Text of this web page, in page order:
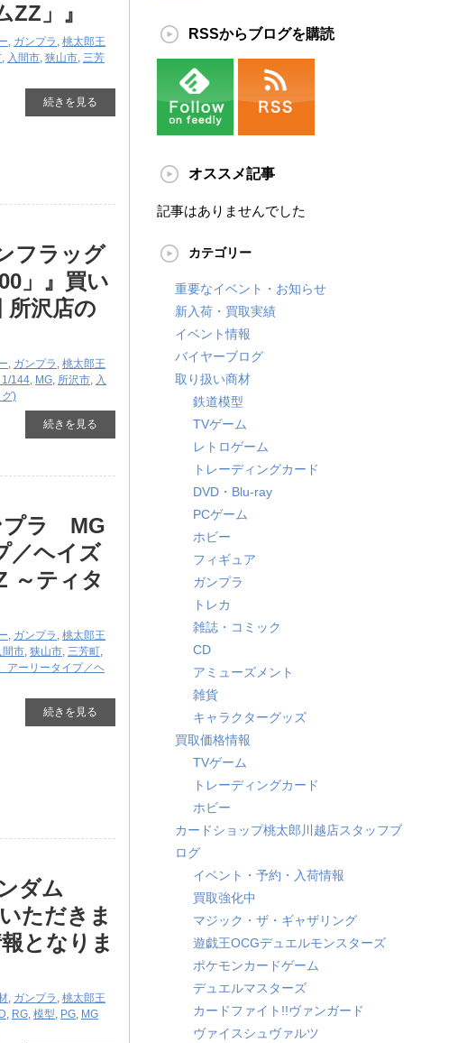
」』
, ガンプラ , 桃太郎王
, 入間市, 狭山市, 三芳
続きを見る
フラッグ
」』買い
所沢店の
, ガンプラ , 桃太郎王
1/144, MG, 所沢市, 入
)
続きを見る
プラ MG
／ヘイズ
～ティタ
, ガンプラ , 桃太郎王
間市, 狭山市, 三芳町,
アーリータイプ／ヘ
続きを見る
ダム
ただきま
となりま
, ガンプラ , 桃太郎王
, RG, 模型, PG, MG
RSSからブログを購読
オススメ記事
記事はありませんでした
カテゴリー
重要なイベント・お知らせ
新入荷・買取実績
イベント情報
バイヤーブログ
取り扱い商材
鉄道模型
TVゲーム
レトロゲーム
トレーディングカード
DVD・Blu-ray
PCゲーム
ホビー
フィギュア
ガンプラ
トレカ
雑誌・コミック
CD
アミューズメント
雑貨
キャラクターグッズ
買取価格情報
TVゲーム
トレーディングカード
ホビー
カードショップ桃太郎川越店スタッフブ
ログ
イベント・予約・入荷情報
買取強化中
マジック・ザ・ギャザリング
遊戯王OCGデュエルモンスターズ
ポケモンカードゲーム
デュエルマスターズ
カードファイト!!ヴァンガード
ヴァイスシュヴァルツ